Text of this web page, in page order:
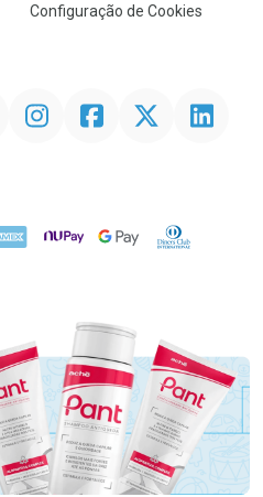
Configuração de Cookies
InstagramFacebookTwitter Linkedin
NuPay Google PayDiners Club